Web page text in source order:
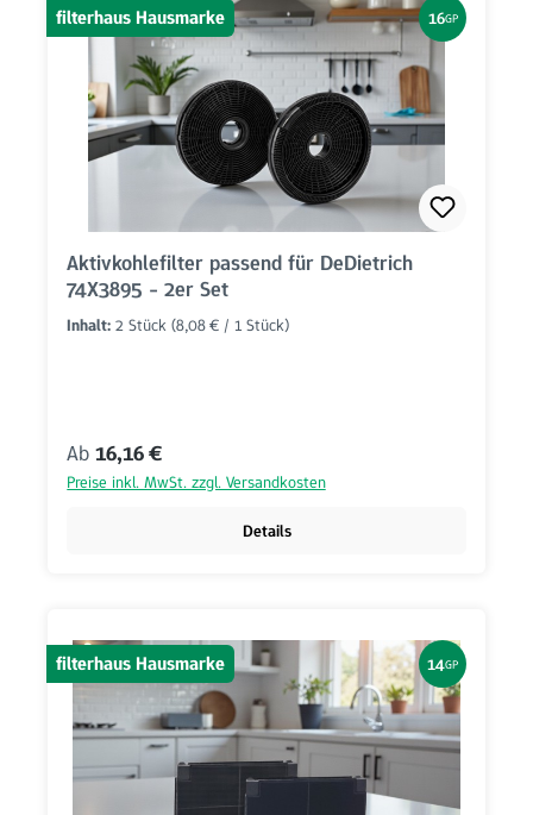
filterhaus Hausmarke 16GP
Aktivkohlefilter passend für DeDietrich
74X3895 - 2er Set
Inhalt: 2 Stück (8,08 € / 1 Stück)
Regulärer Preis:
Ab 16,16 €
Preise inkl. MwSt. zzgl. Versandkosten
Details
filterhaus Hausmarke 14GP